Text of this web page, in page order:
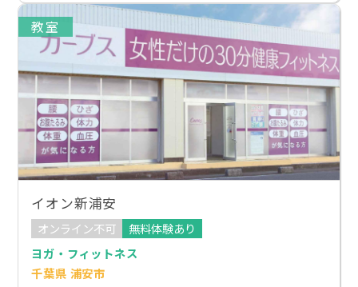
教室
イオン新浦安
オンライン不可
無料体験あり
ヨガ・フィットネス
千葉県 浦安市